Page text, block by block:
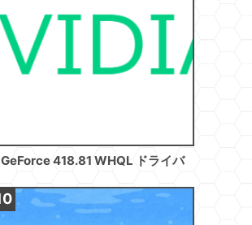
GeForce 418.81 WHQL ドライバ